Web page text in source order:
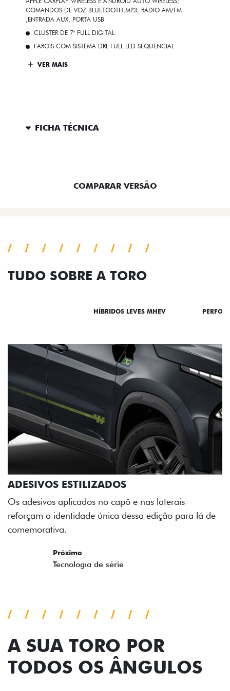
COMANDOS DE VOZ BLUETOOTH,MP3, RÁDIO AM/FM
,ENTRADA AUX, PORTA USB
CLUSTER DE 7" FULL DIGITAL
FAROIS COM SISTEMA DRL FULL LED SEQUENCIAL
VER MAIS
FICHA TÉCNICA
COMPARAR VERSÃO
TUDO SOBRE A TORO
HÍBRIDOS LEVES MHEV
ADESIVOS ESTILIZADOS
Os adesivos aplicados no capô e nas laterais
reforçam a identidade única dessa edição para lá de
comemorativa.
Próximo
Tecnologia de série
A SUA TORO POR
TODOS OS ÂNGULOS